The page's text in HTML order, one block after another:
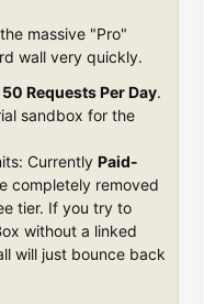
massive "Pro"
wall very quickly.
50 Requests Per Day.
sandbox for the
Currently Paid-
completely removed
tier. If you try to
without a linked
will just bounce back